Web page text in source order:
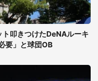
叩きつけたDeNAルーキ
要」と球団OB